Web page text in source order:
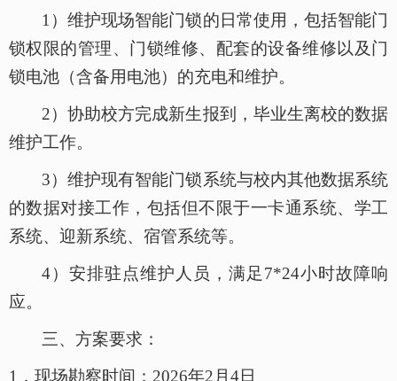
1）维护现场智能门锁的日常使用，包括智能门
锁权限的管理、门锁维修、配套的设备维修以及门
锁电池（含备用电池）的充电和维护。
2）协助校方完成新生报到，毕业生离校的数据
维护工作。
3）维护现有智能门锁系统与校内其他数据系统
的数据对接工作，包括但不限于一卡通系统、学工
系统、迎新系统、宿管系统等。
4）安排驻点维护人员，满足7*24小时故障响
应。
三、方案要求：
1． 现场勘察时间： 2026年2月 4日